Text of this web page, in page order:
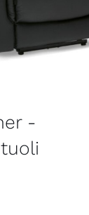
-